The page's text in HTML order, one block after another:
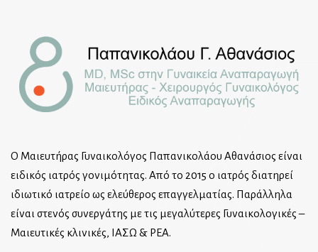
Ο Μαιευτήρας Γυναικολόγος Παπανικολάου Αθανάσιος είναι
ειδικός ιατρός γονιμότητας. Από το 2015 ο ιατρός διατηρεί
ιδιωτικό ιατρείο ως ελεύθερος επαγγελματίας. Παράλληλα
είναι στενός συνεργάτης με τις μεγαλύτερες Γυναικολογικές –
Μαιευτικές κλινικές, ΙΑΣΩ & ΡΕΑ.